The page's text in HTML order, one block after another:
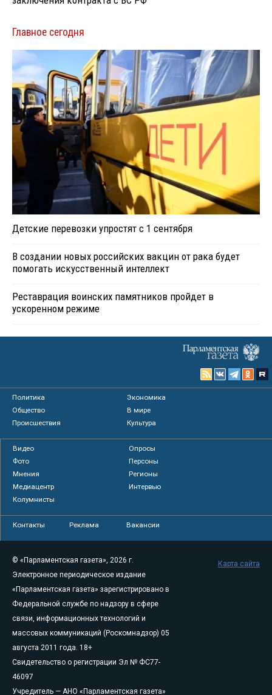
Главное сегодня
Детские перевозки упростят с 1 сентября
В создании новых российских вакцин от рака будет
помогать искусственный интеллект
Реставрация воинских памятников пройдет в
ускоренном режиме
Политика
Экономика
Общество
В мире
Происшествия
Культура
Видео
Опросы
Фото
Персоны
Мнения
Регионы
Медиацентр
Интервью
Колумнисты
Контакты Реклама Вакансии
© «Парламентская газета», 2026 г.
Электронное периодическое издание
«Парламентская газета» зарегистрировано в
Федеральной службе по надзору в сфере
связи, информационных технологий и
массовых коммуникаций (Роскомнадзор) 05
августа 2011 года. 18+
Свидетельство о регистрации Эл № ФС77-
46097
Учредитель — АНО «Парламентская газета»
Карта сайта